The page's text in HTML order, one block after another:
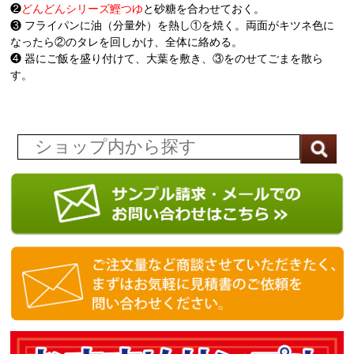
❷どんどんシリーズ鰹つゆと砂糖を合わせておく。
❸ フライパンに油（分量外）を熱し①を焼く。両面がキツネ色に
なったら②のタレを回しかけ、全体に絡める。
❹ 器にご飯を盛り付けて、大葉を敷き、③をのせてごまを散ら
す。